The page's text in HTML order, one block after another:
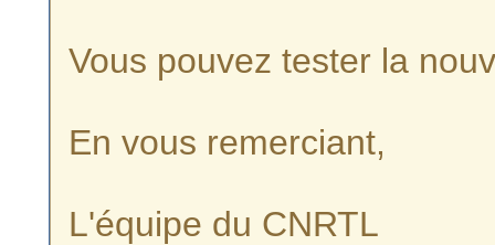
Vous pouvez tester la
En vous remerciant,
L'équipe du CNRTL